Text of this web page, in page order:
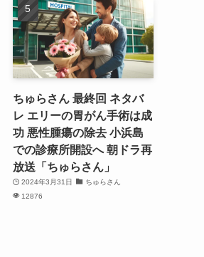
ちゅらさん 最終回 ネタバ
レ エリーの胃がん手術は成
功 悪性腫瘍の除去 小浜島
での診療所開設へ 朝ドラ再
放送「ちゅらさん」
2024年3月31日
ちゅらさん
12876